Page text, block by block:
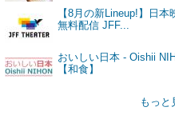
【8月の新Lineup!】日本
無料配信 JFF...
おいしい日本 - Oishii
【和食】
もっと